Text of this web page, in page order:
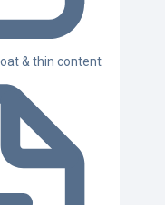
& thin content